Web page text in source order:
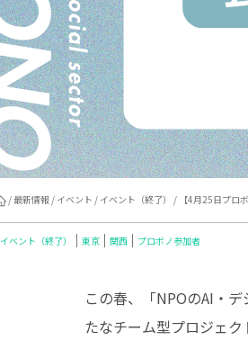
/ 最新情報 / イベント / イベント（終了） / 【4月25日プロ
イベント（終了） 東京 関西 プロボノ参加者
この春、「NPOのAI・
たなチーム型プロジェク